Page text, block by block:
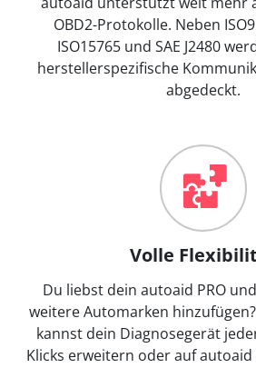
OBD2-Protokolle. Neben
ISO15765 und SAE J2480
herstellerspezifische
abgedeckt.
Volle
Du liebst dein autoaid PRO
weitere Automarken
kannst dein Diagnosegerät
Klicks erweitern oder auf autoaid